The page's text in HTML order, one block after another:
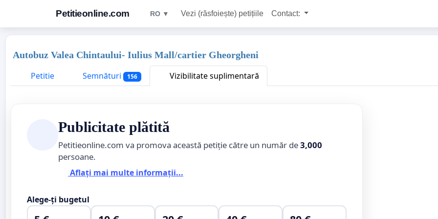
Petitieonline.com RO ▼ Vezi (răsfoiește) petițiile Contact:
Autobuz Valea Chintaului- Iulius Mall/cartier Gheorgheni
Petitie
Semnături 156 Vizibilitate suplimentară
Publicitate plătită
Petitieonline.com va promova această petiție către un număr de3,000
persoane.
Aflați mai multe informații...
Alege-ți bugetul